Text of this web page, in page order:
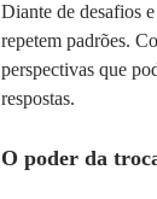
Diante de desafios
repetem padrões.
perspectivas que
respostas.
O poder da